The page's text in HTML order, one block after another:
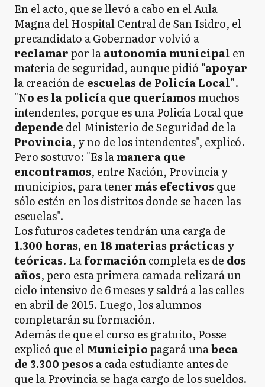
En el acto, que se llevó a cabo en el Aula
Magna del Hospital Central de San Isidro, el
precandidato a Gobernador volvió a
reclamarpor laautonomía municipal en
materia de seguridad, aunque pidió "apoyar
la creación de escuelas de Policía Local".
"No es la policía que queríamosmuchos
intendentes, porque es una Policía Local que
depende del Ministerio de Seguridad de la
Provincia, y no de los intendentes", explicó.
Pero sostuvo: "Es lamanera que
encontramos, entre Nación, Provincia y
municipios, para tener más efectivos que
sólo estén en los distritos donde se hacen las
escuelas".
Los futuros cadetes tendrán una carga de
1.300 horas, en 18 materias prácticas y
teóricas. Laformación completa es de dos
años, pero esta primera camada relizará un
ciclo intensivo de 6 meses y saldrá a las calles
en abril de 2015. Luego, los alumnos
completarán su formación.
Además de que el curso es gratuito, Posse
explicó que elMunicipiopagará unabeca
de 3.300 pesos a cada estudiante antes de
que la Provincia se haga cargo de los sueldos.